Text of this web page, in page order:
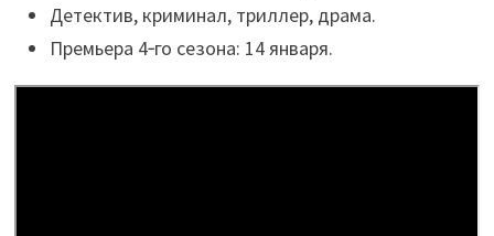
Детектив, криминал, триллер, драма.
Премьера 4‑го сезона: 14 января.